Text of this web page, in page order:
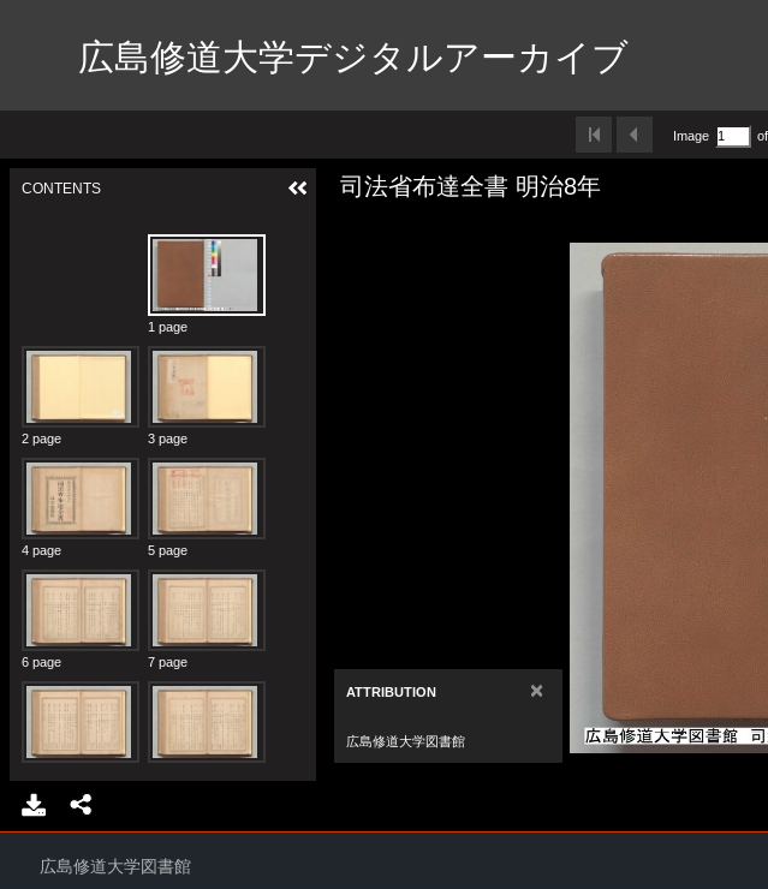
広島修道大学デジタルアーカイブ
広島修道大学図書館